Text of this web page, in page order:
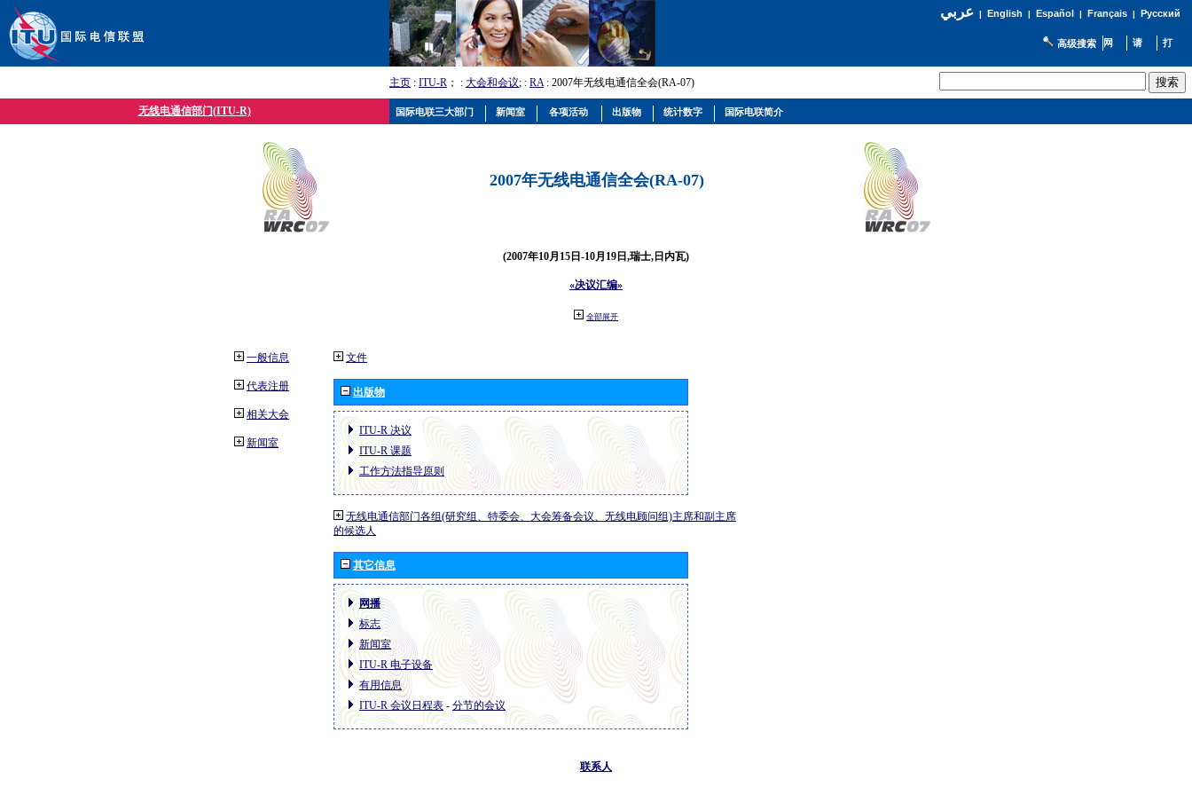
عربي| English | Español | Français| Русский
高级搜索
主页 : ITU-R ； : 大会和会议; : RA: 2007年无线电通信全会(RA-07)
无线电通信部门(ITU-R)
2007年无线电通信全会(RA-07)
(2007年10月15日-10月19日,瑞士,日内瓦)
«决议汇编»
全部展开
一般信息
代表注册
相关大会
新闻室
文件
出版物
ITU-R 决议
ITU-R 课题
工作方法指导原则
无线电通信部门各组(研究组、特委会、大会筹备会议、无线电顾问组)主席和副主席
的候选人
其它信息
网播
标志
新闻室
ITU-R 电子设备
有用信息
ITU-R 会议日程表 - 分节的会议
联系人
国际电联三大部门 新闻室 各项活动 出版物 统计数字 国际电联简介